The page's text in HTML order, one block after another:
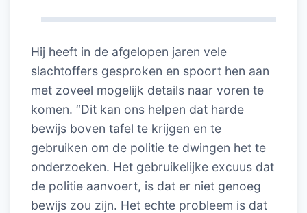
Hij heeft in de afgelopen jaren vele
slachtoffers gesproken en spoort hen aan
met zoveel mogelijk details naar voren te
komen. “Dit kan ons helpen dat harde
bewijs boven tafel te krijgen en te
gebruiken om de politie te dwingen het te
onderzoeken. Het gebruikelijke excuus dat
de politie aanvoert, is dat er niet genoeg
bewijs zou zijn. Het echte probleem is dat